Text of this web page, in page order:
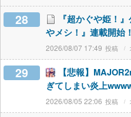
28
『超かぐや姫！
やメシ！』連載開始
2026/08/07 17:49
29
【悲報】
ぎてしまい炎上
2026/08/05 22:06